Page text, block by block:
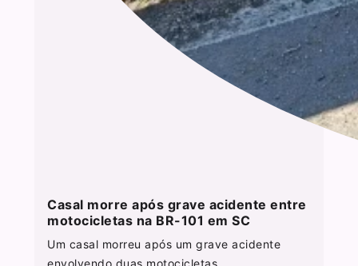
Casal morre após grave acidente entre
motocicletas na BR-101 em SC
Um casal morreu após um grave acidente
envolvendo duas motocicletas...